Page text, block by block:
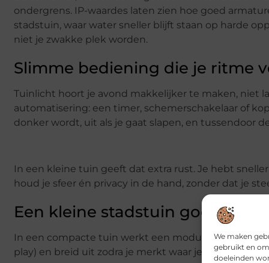
We maken
gebruikt en
doeleinden
ondergrens. IP-waardes laten zien hoe goed
stadstuin, waar water sneller blijft staan op harde
niet je zwakke plek worden.
Slimme bediening die je ritme
Tuinlicht hoort je avond makkelijker te maken, niet
automatisering: een timer, schemerschakelaar of
donker wordt, uit als je gaat slapen, en tussendoor
In een kleine tuin geeft dat extra rust. Je hebt
houd je sfeer én privacy in de hand, zonder dat je
Een kleine stadstuin goed
In een compacte tuin werkt een modulaire aanpak
play) en breid uit zodra je merkt waar je echt licht